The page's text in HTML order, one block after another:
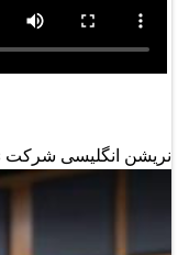
نریشن انگلیسی شرکت Ariafoods